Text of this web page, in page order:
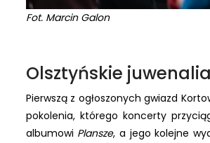
Fot. Marcin Galon
Olsztyńskie
Pierwszą z ogłoszonych gwiazd
pokolenia, którego koncerty
albumowi Plansze, a jego kolejne